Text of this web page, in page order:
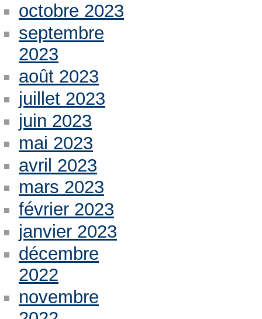
octobre 2023
septembre
2023
août 2023
juillet 2023
juin 2023
mai 2023
avril 2023
mars 2023
février 2023
janvier 2023
décembre
2022
novembre